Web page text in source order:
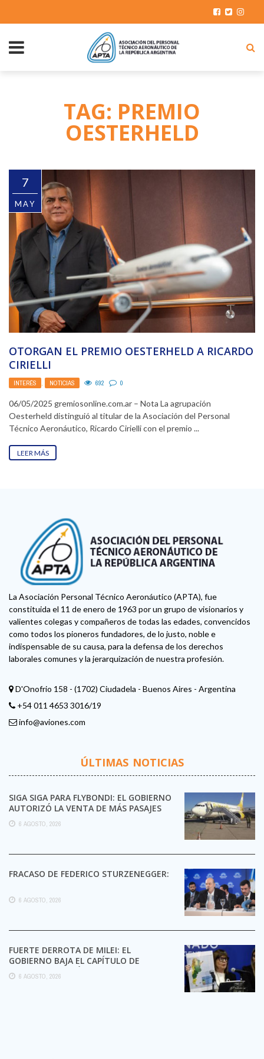
TAG: PREMIO
OESTERHELD
7
MAY
OTORGAN EL PREMIO OESTERHELD A RICARDO
CIRIELLI
INTERÉS , NOTICIAS 692 0
06/05/2025 gremiosonline.com.ar – Nota La agrupación
Oesterheld distinguió al titular de la Asociación del Personal
Técnico Aeronáutico, Ricardo Cirielli con el premio ...
LEER MÁS
La Asociación Personal Técnico Aeronáutico (APTA), fue
constituida el 11 de enero de 1963 por un grupo de visionarios y
valientes colegas y compañeros de todas las edades, convencidos
como todos los pioneros fundadores, de lo justo, noble e
indispensable de su causa, para la defensa de los derechos
laborales comunes y la jerarquización de nuestra profesión.
D'Onofrio 158 - (1702) Ciudadela - Buenos Aires - Argentina
+54 011 4653 3016/19
info@aviones.com
ÚLTIMAS NOTICIAS
SIGA SIGA PARA FLYBONDI: EL GOBIERNO
AUTORIZÓ LA VENTA DE MÁS PASAJES
6 AGOSTO, 2026
FRACASO DE FEDERICO STURZENEGGER:
6 AGOSTO, 2026
FUERTE DERROTA DE MILEI: EL
GOBIERNO BAJA EL CAPÍTULO DE
EXTRANJERIZACIÓN DE TIERRAS
6 AGOSTO, 2026